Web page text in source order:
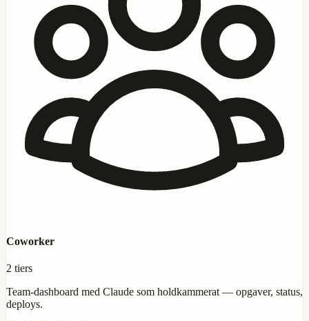
Coworker
2 tiers
Team-dashboard med Claude som holdkammerat — opgaver, status,
deploys.